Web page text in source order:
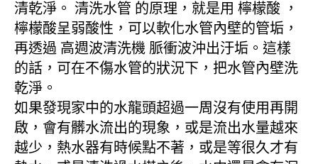
清乾淨。 清洗水管 的原理，就是用 檸檬酸 ，
檸檬酸呈弱酸性，可以軟化水管內壁的管垢，
再透過 高週波清洗機 脈衝波沖出汙垢。這樣
的話，可在不傷水管的狀況下，把水管內壁洗
乾淨。
如果發現家中的水龍頭超過一周沒有使用再開
啟，會有髒水流出的現象，或是流出水量越來
越少，熱水器有時候點不著，或是等很久才有